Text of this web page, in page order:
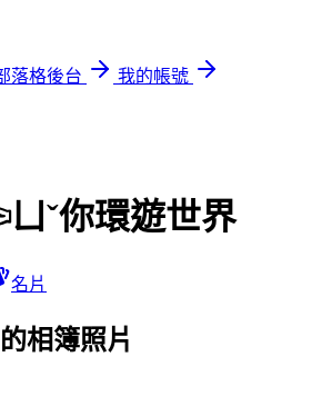
落格後台
我的帳號
ˇ你環遊世界
名片
相簿照片